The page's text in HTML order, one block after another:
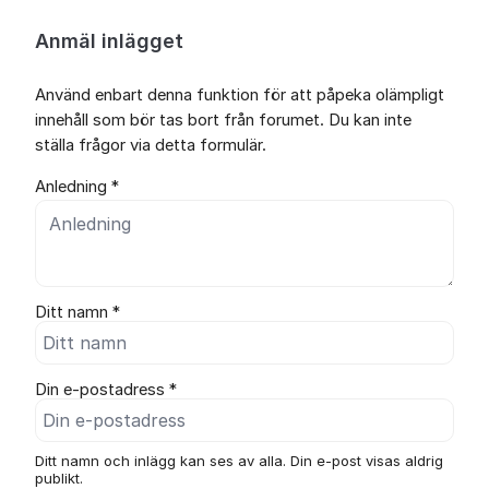
Anmäl inlägget
Använd enbart denna funktion för att påpeka olämpligt
innehåll som bör tas bort från forumet. Du kan inte
ställa frågor via detta formulär.
Anledning *
Ditt namn *
Din e-postadress *
Ditt namn och inlägg kan ses av alla. Din e-post visas aldrig
publikt.